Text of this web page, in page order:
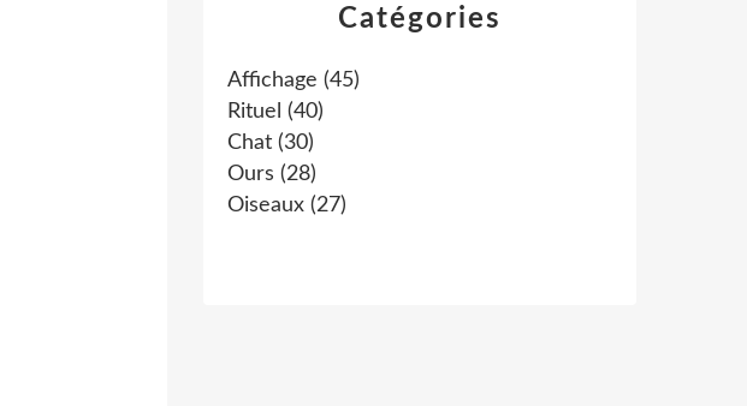
Catégories
Affichage (45)
Rituel (40)
Chat (30)
Ours (28)
Oiseaux (27)